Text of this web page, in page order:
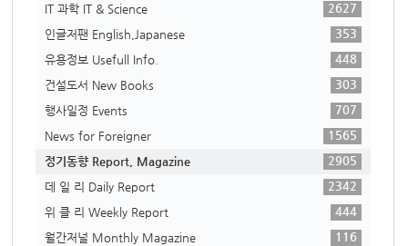
IT 과학 IT & Science
2627
인글저팬 English,Japanese
353
유용정보 Usefull Info.
448
건설도서 New Books
303
행사일정 Events
707
News for Foreigner
1565
정기동향 Report, Magazine
2905
데 일 리 Daily Report
2342
위 클 리 Weekly Report
444
월간저널 Monthly Magazine
116